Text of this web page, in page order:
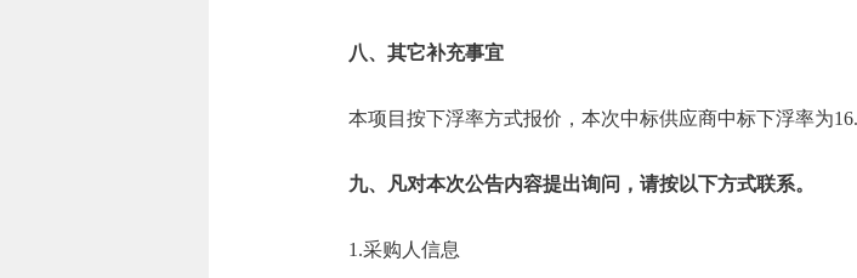
八、其它补充事宜
本项目按下浮率方式报价，本次中标供应商中标下浮率为
九、凡对本次公告内容提出询问，请按以下方式联系。
1.采购人信息